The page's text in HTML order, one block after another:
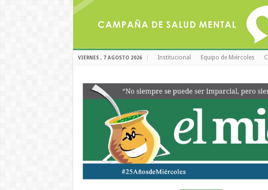
VIERNES , 7 AGOSTO 2026 Institucional Equipo de Miércoles